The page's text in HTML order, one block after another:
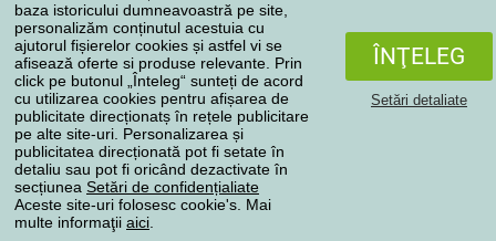
baza istoricului dumneavoastră pe site,
personalizăm conținutul acestuia cu
ajutorul fișierelor cookies și astfel vi se
afisează oferte si produse relevante. Prin
click pe butonul „Înteleg“ sunteți de acord
cu utilizarea cookies pentru afișarea de
publicitate direcționatș în rețele publicitare
pe alte site-uri. Personalizarea și
publicitatea direcționată pot fi setate în
detaliu sau pot fi oricând dezactivate în
secțiunea Setări de confidențialiate
Aceste site-uri folosesc cookie's. Mai
multe informaţii aici
ÎNŢELEG
Setări detaliate
Magazin de încredere
Protecţia datelor cu caracter personal
Toate drepturile rezervate © 2004-2026 4home, a.s.